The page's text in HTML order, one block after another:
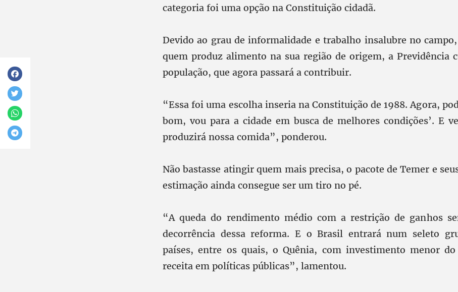
categoria foi uma opção na Constituição cidadã.
Devido ao grau de informalidade e trabalho insalubre no
quem produz alimento na sua região de origem, a Previdência
população, que agora passará a contribuir.
“Essa foi uma escolha inseria na Constituição de 1988. Agora,
bom, vou para a cidade em busca de melhores condições’. E
produzirá nossa comida”, ponderou.
Não bastasse atingir quem mais precisa, o pacote de Temer e
estimação ainda consegue ser um tiro no pé.
“A queda do rendimento médio com a restrição de ganhos
decorrência dessa reforma. E o Brasil entrará num seleto
países, entre os quais, o Quênia, com investimento menor
receita em políticas públicas”, lamentou.